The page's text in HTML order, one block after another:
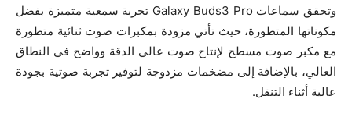
وتحقق سماعات Galaxy Buds3 Pro تجربة سمعية متميزة بفضل
مكوناتها المتطورة، حيث تأتي مزودة بمكبرات صوت ثنائية متطورة
مع مكبر صوت مسطح لإنتاج صوت عالي الدقة وواضح في النطاق
العالي، بالإضافة إلى مضخمات مزدوجة لتوفير تجربة صوتية بجودة
عالية أثناء التنقل.